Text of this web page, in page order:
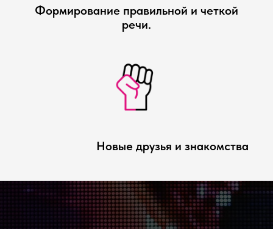
Формирование правильной и четкой
речи.
Новые друзья и знакомства